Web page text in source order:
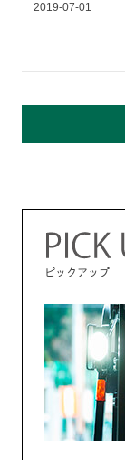
2019-07-01
ピックアップ